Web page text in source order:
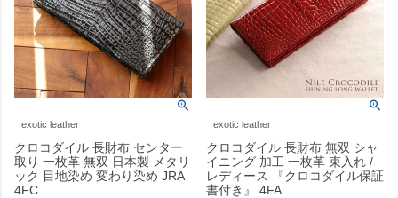
exotic leather
クロコダイル 長財布 センター
取り 一枚革 無双 日本製 メタリ
ック 目地染め 変わり染め JRA
4FC
exotic leather
クロコダイル 長財布 無双 シャ
イニング 加工 一枚革 束入れ /
レディース 『クロコダイル保証
書付き』 4FA